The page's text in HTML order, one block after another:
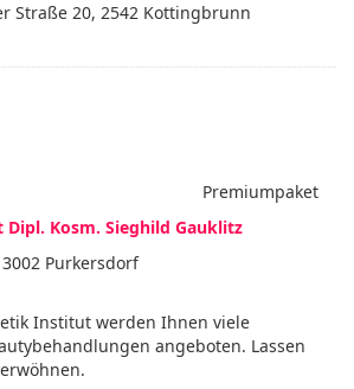
Straße 20, 2542 Kottingbrunn
Premiumpaket
Kosm. Sieghild Gauklitz
Purkersdorf
Institut werden Ihnen viele
angeboten. Lassen